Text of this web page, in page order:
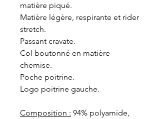
matière piqué.
Matière légère, respirante et rider
stretch.
Passant cravate.
Col boutonné en matière
chemise.
Poche poitrine.
Logo poitrine gauche.
Composition : 94% polyamide,